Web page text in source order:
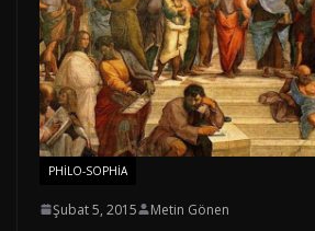
PHILO-SOPHIA
Şubat 5, 2015 Metin Gönen